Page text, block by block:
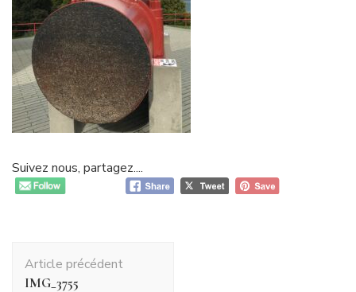
Suivez nous, partagez....
d'article
Article précédent
IMG_3755